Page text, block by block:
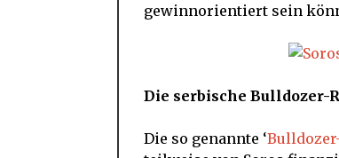
gewinnorientiert sein
Die serbische Bulldozer-
Die so genannte ‘